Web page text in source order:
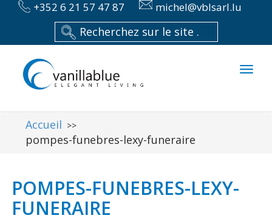
+352 6 21 57 47 87 michel@vblsarl.lu
Accueil >>
pompes-funebres-lexy-funeraire
POMPES-FUNEBRES-LEXY-
FUNERAIRE